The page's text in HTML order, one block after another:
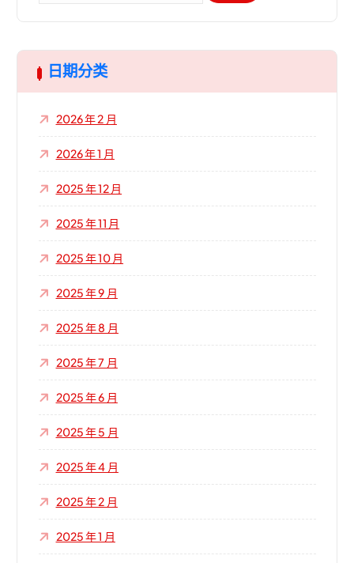
日期分类
2026 年 2 月
2026 年 1 月
2025 年 12 月
2025 年 11 月
2025 年 10 月
2025 年 9 月
2025 年 8 月
2025 年 7 月
2025 年 6 月
2025 年 5 月
2025 年 4 月
2025 年 2 月
2025 年 1 月